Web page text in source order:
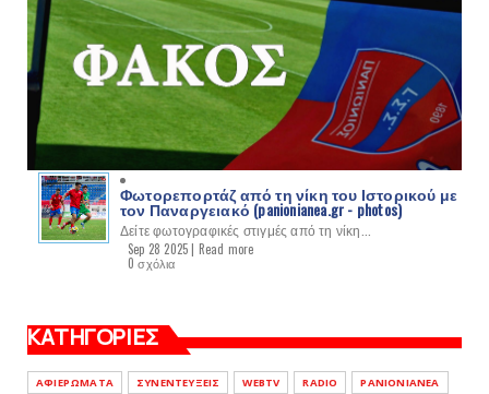
Φωτορεπορτάζ από τη νίκη του Ιστορικού με
τον Παναργειακό (panionianea.gr - photos)
Δείτε φωτογραφικές στιγμές από τη νίκη...
Sep 28 2025 | Read more
0 σχόλια
ΚΑΤΗΓΟΡΙΕΣ
ΑΦΙΕΡΩΜΑΤΑ ΣΥΝΕΝΤΕΥΞΕΙΣ WEBTV RADIO
PANIONIANEA